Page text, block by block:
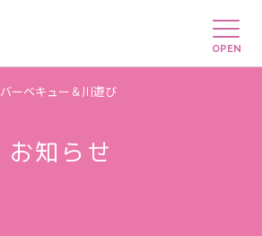
OPEN
バーベキュー＆川遊び
お知らせ